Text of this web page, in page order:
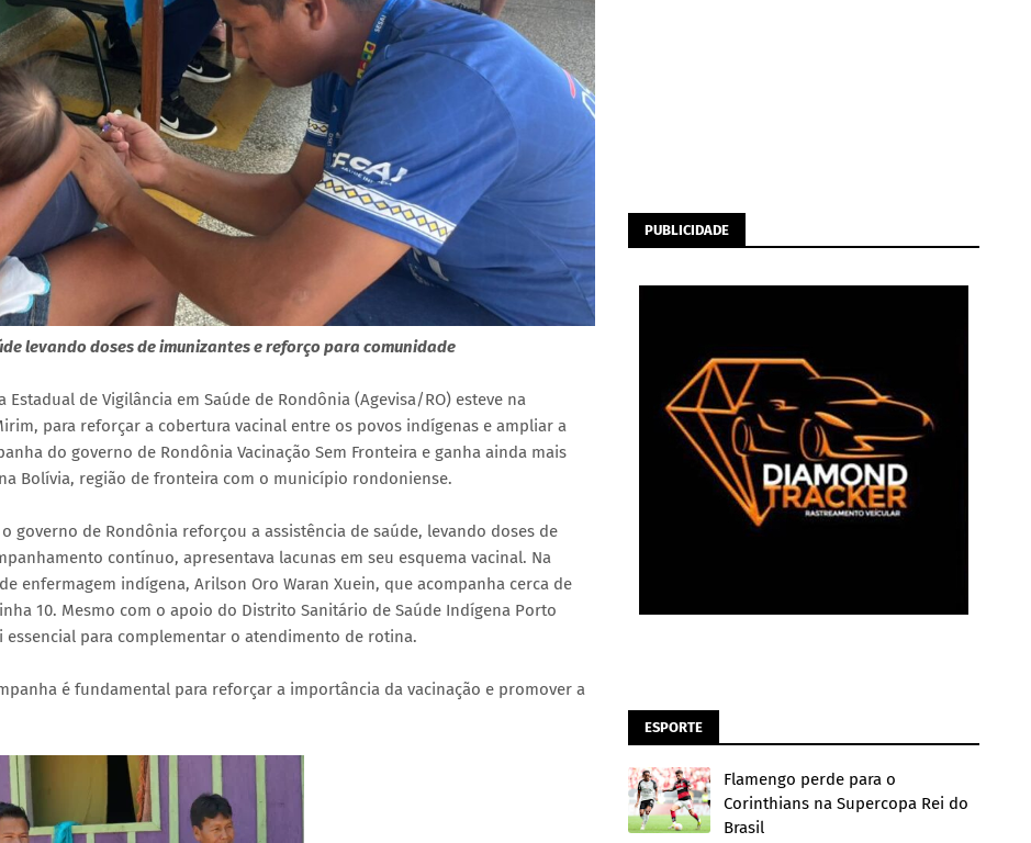
levando doses de imunizantes e reforço para comunidade
de Vigilância em Saúde de Rondônia (Agevisa/RO) esteve na
para reforçar a cobertura vacinal entre os povos indígenas e ampliar a
do governo de Rondônia Vacinação Sem Fronteira e ganha ainda mais
Bolívia, região de fronteira com o município rondoniense.
governo de Rondônia reforçou a assistência de saúde, levando doses de
contínuo, apresentava lacunas em seu esquema vacinal. Na
enfermagem indígena, Arilson Oro Waran Xuein, que acompanha cerca de
10. Mesmo com o apoio do Distrito Sanitário de Saúde Indígena Porto
essencial para complementar o atendimento de rotina.
é fundamental para reforçar a importância da vacinação e promover a
PUBLICIDADE
ESPORTE
Flamengo perde para o
Corinthians na Supercopa Rei do
Brasil